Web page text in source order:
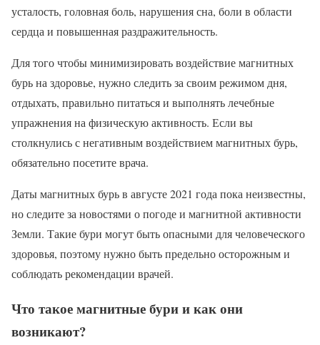
усталость, головная боль, нарушения сна, боли в области
сердца и повышенная раздражительность.
Для того чтобы минимизировать воздействие магнитных
бурь на здоровье, нужно следить за своим режимом дня,
отдыхать, правильно питаться и выполнять лечебные
упражнения на физическую активность. Если вы
столкнулись с негативным воздействием магнитных бурь,
обязательно посетите врача.
Даты магнитных бурь в августе 2021 года пока неизвестны,
но следите за новостями о погоде и магнитной активности
Земли. Такие бури могут быть опасными для человеческого
здоровья, поэтому нужно быть предельно осторожным и
соблюдать рекомендации врачей.
Что такое магнитные бури и как они
возникают?